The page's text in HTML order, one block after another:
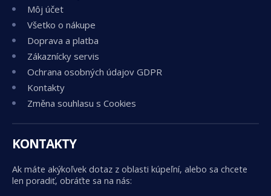
Môj účet
Všetko o nákupe
Doprava a platba
Zákaznícky servis
Ochrana osobných údajov GDPR
Kontakty
Změna souhlasu s Cookies
KONTAKTY
Ak máte akýkoľvek dotaz z oblasti kúpeľní, alebo sa chcete
len poradiť, obráťte sa na nás: